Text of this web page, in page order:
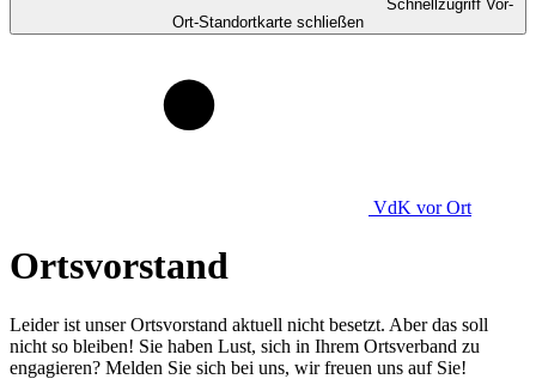
Schnellzugriff Vor-
Ort-Standortkarte schließen
VdK vor Ort
Ortsvorstand
Leider ist unser Ortsvorstand aktuell nicht besetzt. Aber das soll
nicht so bleiben! Sie haben Lust, sich in Ihrem Ortsverband zu
engagieren? Melden Sie sich bei uns, wir freuen uns auf Sie!